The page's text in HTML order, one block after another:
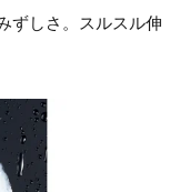
ずしさ。スルスル伸